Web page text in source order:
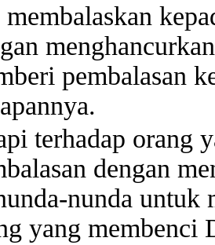
membalaskan
pembalasan
terhadap orang
dengan
nunda untuk
yang membenci